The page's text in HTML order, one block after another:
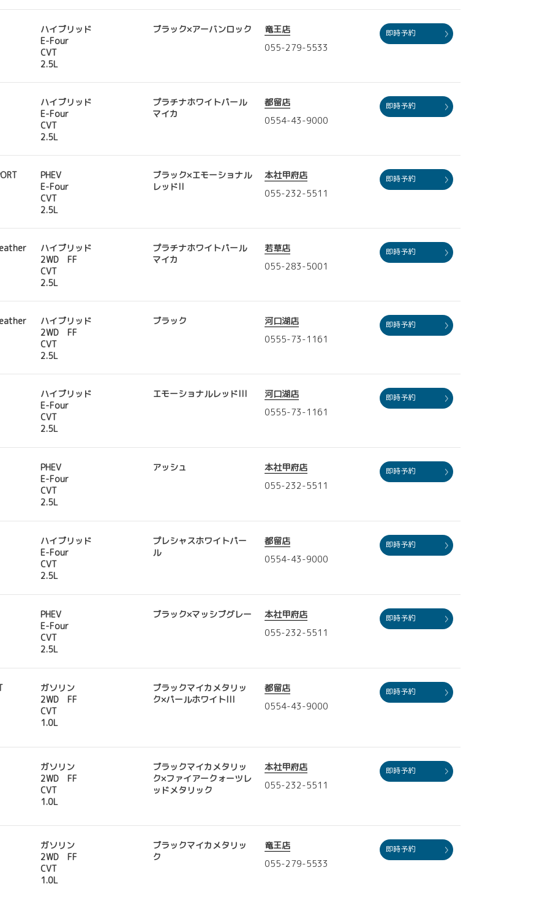
ハイブリッド
E-Four
CVT
2.5L
ブラック×アーバンロック
竜王店
055-279-5533
即時予約
ハイブリッド
E-Four
CVT
2.5L
プラチナホワイトパール
マイカ
都留店
0554-43-9000
即時予約
PHEV
E-Four
CVT
2.5L
ブラック×エモーショナル
レッドII
本社甲府店
055-232-5511
即時予約
ハイブリッド
2WD FF
CVT
2.5L
プラチナホワイトパール
マイカ
若草店
055-283-5001
即時予約
ハイブリッド
2WD FF
CVT
2.5L
ブラック
河口湖店
0555-73-1161
即時予約
ハイブリッド
E-Four
CVT
2.5L
エモーショナルレッドIII
河口湖店
0555-73-1161
即時予約
PHEV
E-Four
CVT
2.5L
アッシュ
本社甲府店
055-232-5511
即時予約
ハイブリッド
E-Four
CVT
2.5L
プレシャスホワイトパー
ル
都留店
0554-43-9000
即時予約
PHEV
E-Four
CVT
2.5L
ブラック×マッシブグレー
本社甲府店
055-232-5511
即時予約
ガソリン
2WD FF
CVT
1.0L
ブラックマイカメタリッ
ク×パールホワイトIII
都留店
0554-43-9000
即時予約
ガソリン
2WD FF
CVT
1.0L
ブラックマイカメタリッ
ク×ファイアークォーツレ
ッドメタリック
本社甲府店
055-232-5511
即時予約
ガソリン
2WD FF
CVT
1.0L
ブラックマイカメタリッ
ク
竜王店
055-279-5533
即時予約